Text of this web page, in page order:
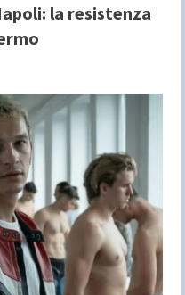
la resistenza